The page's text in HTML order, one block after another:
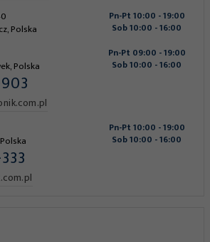
,Polska
Pn-Pt 09:00 - 19:00
Sob 10:00 - 16:00
Polska
Pn-Pt 10:00 - 19:00
Sob 10:00 - 16:00
,Polska
Pn-Pt 10:00 - 19:00
Sob 10:00 - 16:00